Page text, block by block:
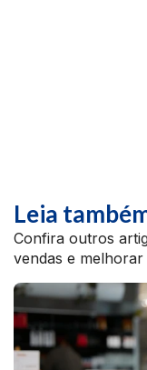
Leia
Confira outros
vendas e